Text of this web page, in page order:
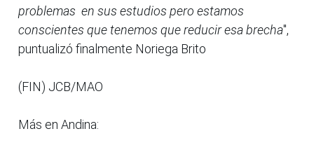
problemas en sus estudios pero estamos
conscientes que tenemos que reducir esa brecha",
puntualizó finalmente Noriega Brito
(FIN) JCB/MAO
Más en Andina: